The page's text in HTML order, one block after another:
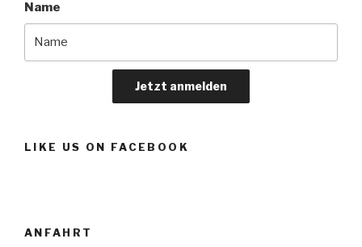
Name
Jetzt anmelden
LIKE US ON FACEBOOK
ANFAHRT